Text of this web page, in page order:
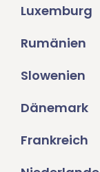
Luxemburg
Rumänien
Slowenien
Dänemark
Frankreich